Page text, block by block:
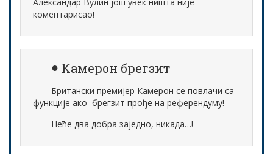
коментарисао!
Камерон брегзит
Британски премијер Камерон се повлачи са
функције ако брегзит прође на референдуму!
Неће два добра заједно, никада…!